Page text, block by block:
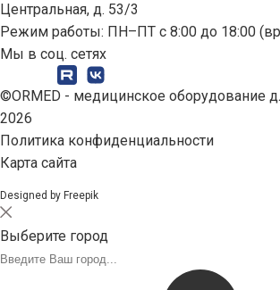
Центральная, д. 53/3
Режим работы: ПН–ПТ с 8:00 до 18:00
Мы в соц. сетях
©ORMED - медицинское оборудование
2026
Политика конфиденциальности
Карта сайта
Designed by Freepik
Выберите город